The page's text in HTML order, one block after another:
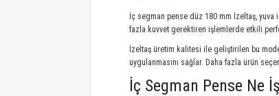
İç segman pense düz 180 mm İzeltaş,
fazla kuvvet gerektiren işlemlerde etkili
İzeltaş üretim kalitesi ile geliştirilen bu
uygulanmasını sağlar. Daha fazla ürün
İç Segman Pense Ne